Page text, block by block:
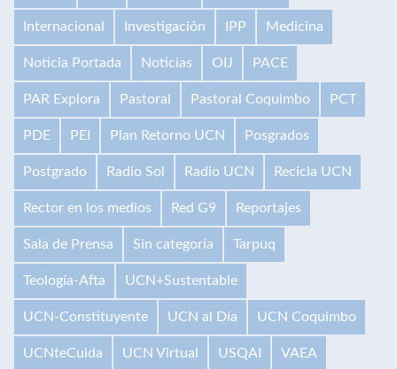
Internacional Investigación IPP Medicina
Noticia Portada Noticias OIJ PACE
PAR Explora Pastoral Pastoral Coquimbo PCT
PDE PEI Plan Retorno UCN Posgrados
Postgrado Radio Sol Radio UCN Recicla UCN
Rector en los medios Red G9 Reportajes
Sala de Prensa Sin categoría Tarpuq
Teología-Afta UCN+Sustentable
UCN-Constituyente UCN al Día UCN Coquimbo
UCNteCuida UCN Virtual USQAI VAEA